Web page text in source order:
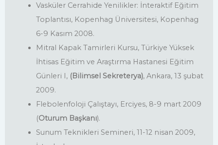
Vasküler Cerrahide Yenilikler: İnteraktif Eğitim
Toplantısı, Kopenhag Üniversitesi, Kopenhag
6-9 Kasım 2008.
Mitral Kapak Tamirleri Kursu, Türkiye Yüksek
İhtisas Eğitim ve Araştırma Hastanesi Eğitim
Günleri I, (Bilimsel Sekreterya), Ankara, 13 şubat
2009.
Flebolenfoloji Çalıştayı, Erciyes, 8-9 mart 2009
(Oturum Başkanı).
Sunum Teknikleri Semineri, 11-12 nisan 2009,